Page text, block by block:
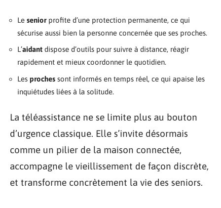
Le seniorprofite d’une protection permanente, ce qui
sécurise aussi bien la personne concernée que ses proches.
L’aidant dispose d’outils pour suivre à distance, réagir
rapidement et mieux coordonner le quotidien.
Les proches sont informés en temps réel, ce qui apaise les
inquiétudes liées à la solitude.
La téléassistance ne se limite plus au bouton
d’urgence classique. Elle s’invite désormais
comme un pilier de la maison connectée,
accompagne le vieillissement de façon discrète,
et transforme concrètement la vie des seniors.